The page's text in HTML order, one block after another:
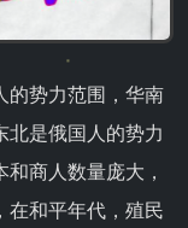
的势力范围，华南
北是俄国人的势力
商人数量庞大，
在和平年代，殖民